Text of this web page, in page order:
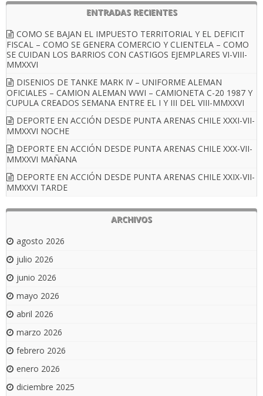
ENTRADAS RECIENTES
COMO SE BAJAN EL IMPUESTO TERRITORIAL Y EL DEFICIT
FISCAL – COMO SE GENERA COMERCIO Y CLIENTELA – COMO
SE CUIDAN LOS BARRIOS CON CASTIGOS EJEMPLARES VI-VIII-
MMXXVI
DISENIOS DE TANKE MARK IV – UNIFORME ALEMAN
OFICIALES – CAMION ALEMAN WWI – CAMIONETA C-20 1987 Y
CUPULA CREADOS SEMANA ENTRE EL I Y III DEL VIII-MMXXVI
DEPORTE EN ACCIÓN DESDE PUNTA ARENAS CHILE XXXI-VII-
MMXXVI NOCHE
DEPORTE EN ACCIÓN DESDE PUNTA ARENAS CHILE XXX-VII-
MMXXVI MAÑANA
DEPORTE EN ACCIÓN DESDE PUNTA ARENAS CHILE XXIX-VII-
MMXXVI TARDE
ARCHIVOS
agosto 2026
julio 2026
junio 2026
mayo 2026
abril 2026
marzo 2026
febrero 2026
enero 2026
diciembre 2025